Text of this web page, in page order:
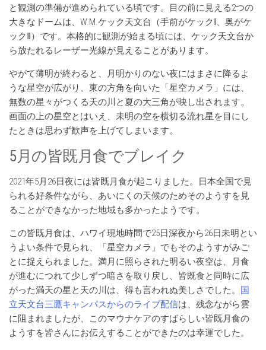
と観測の準備が進められている頃です。目の前に見える2つの
大きなドームは、W.M.ケック天文台（手前がケックⅠ、奥がケ
ックⅡ）です。本格的に観測が始まる頃には、ケック天文台か
ら放たれるレーザー光線が見えることがあります。
やがて薄明が終わると、月明かりのない夜にはまさに降るよ
うな星空が広がり、東の方角を向いた「星空カメラ」には、
無数の星々がつくる天の川と夏の大三角が映し出されます。
画面の上の星空とはいえ、未明の空を横切る流れ星を目にし
たときは思わず歓声を上げてしまいます。
5月の皆既月食でブレイク
2021年5月26日夜には皆既月食が起こりました。日本全国で見
られる好条件ながら、あいにくの天候のためそのようすを見
ることができなかった地域も多かったようです。
この皆既月食は、ハワイ現地時間で25日深夜から26日未明とい
うよい条件で見られ、「星空カメラ」でもそのようすがみご
とに捉えられました。満月に照らされた明るい夜空は、月食
が進むにつれて少しずつ暗さを取り戻し、皆既食と同時に広
がった満天の星と天の川は、得も言われぬ美しさでした。 国
立天文台三鷹キャンパスからのライブ配信は、残念ながら雲
に阻まれましたが、このマウナケアのすばらしい皆既月食の
ようすを皆さんにお伝えすることができたのは幸運でした。